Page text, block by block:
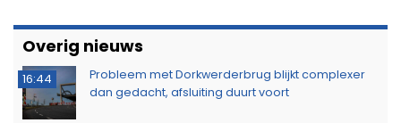
Overig nieuws
16:44
Probleem met Dorkwerderbrug blijkt complexer
dan gedacht, afsluiting duurt voort